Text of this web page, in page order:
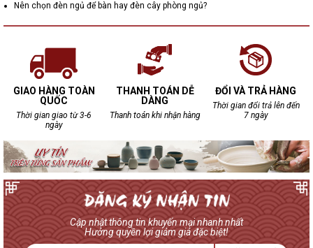
Nên chọn đèn ngủ để bàn hay đèn cây phòng ngủ?
GIAO HÀNG TOÀN
QUỐC
Thời gian giao từ 3-6
ngày
THANH TOÁN DỄ
DÀNG
Thanh toán khi nhận hàng
ĐỔI VÀ TRẢ HÀNG
Thời gian đổi trả lên đến
7 ngày
Cập nhật thông tin khuyến mại nhanh nhất
Hưởng quyền lợi giảm giá đặc biệt!